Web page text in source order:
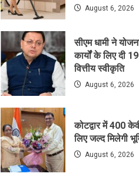
August 6, 2026
सीएम धामी ने
कार्यों के लिए दी
वित्तीय स्वीकृति
August 6, 2026
कोटद्वार में 400
लिए जल्द मिलेगी
August 6, 2026